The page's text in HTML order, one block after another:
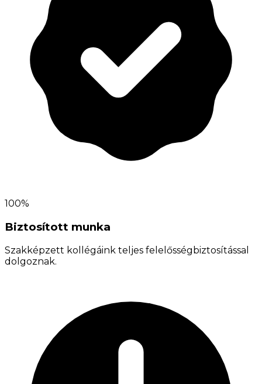
100%
Biztosított munka
Szakképzett kollégáink teljes felelősségbiztosítással
dolgoznak.